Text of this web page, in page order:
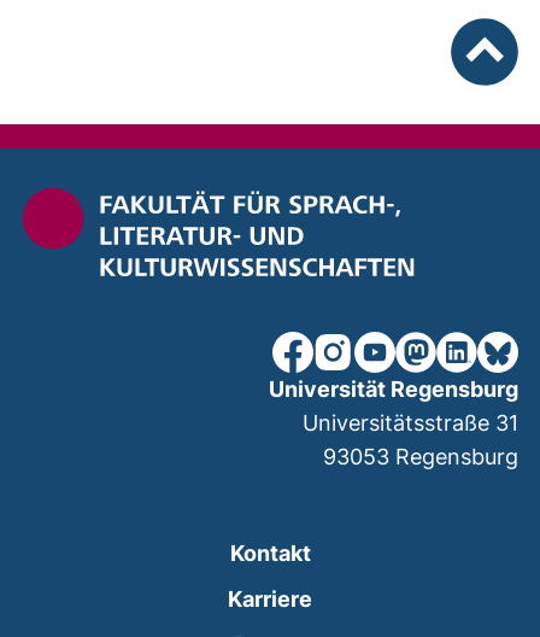
unsere Facebook-Seite
unsere Instagram-
unsere YouTube-
unsereunsere
Kontakt
Karriere
Universität Regensburg
Universitätsstraße 31
93053 Regensburg